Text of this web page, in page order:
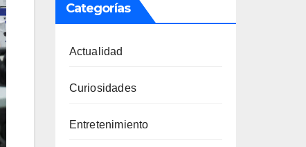
Categorías
Actualidad
Curiosidades
Entretenimiento